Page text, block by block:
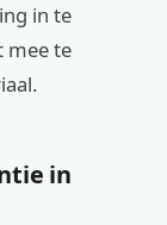
in te
mee te
in